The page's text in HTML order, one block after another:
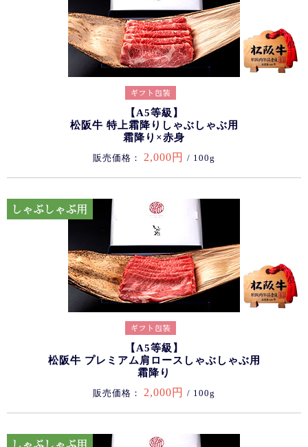
【A5等級】
松阪牛 特上霜降りしゃぶしゃぶ用
霜降り×赤身
販売価格： 2,000円 / 100g
【A5等級】
松阪牛 プレミアム肩ロースしゃぶしゃぶ用
霜降り
販売価格： 2,000円 / 100g